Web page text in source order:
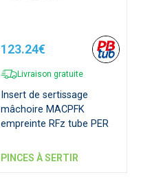
123.24€
Livraison gratuite
Insert de sertissage
mâchoire MACPFK
empreinte RFz tube PER
PINCES À SERTIR